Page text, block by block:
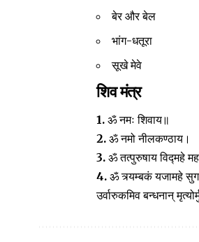
बेर और बेल
भांग-धतूरा
सूखे मेवे
शिव मंत्र
1. ॐ नमः शिवाय॥
2.ॐ नमो नीलकण्ठाय।
3.ॐ तत्पुरुषाय विद्महे
4. ॐ त्र्यम्बकं यजामहे
उर्वारुकमिव बन्धनान्